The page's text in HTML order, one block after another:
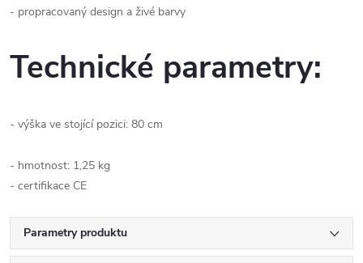
- propracovaný design a živé barvy
Technické parametry:
- výška ve stojící pozici: 80 cm
- hmotnost: 1,25 kg
- certifikace CE
Parametry produktu